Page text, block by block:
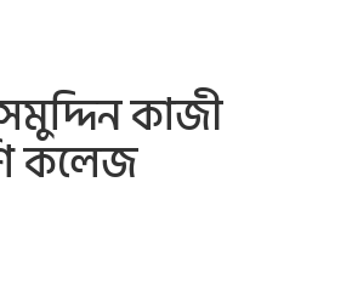
কাজী
কলেজ